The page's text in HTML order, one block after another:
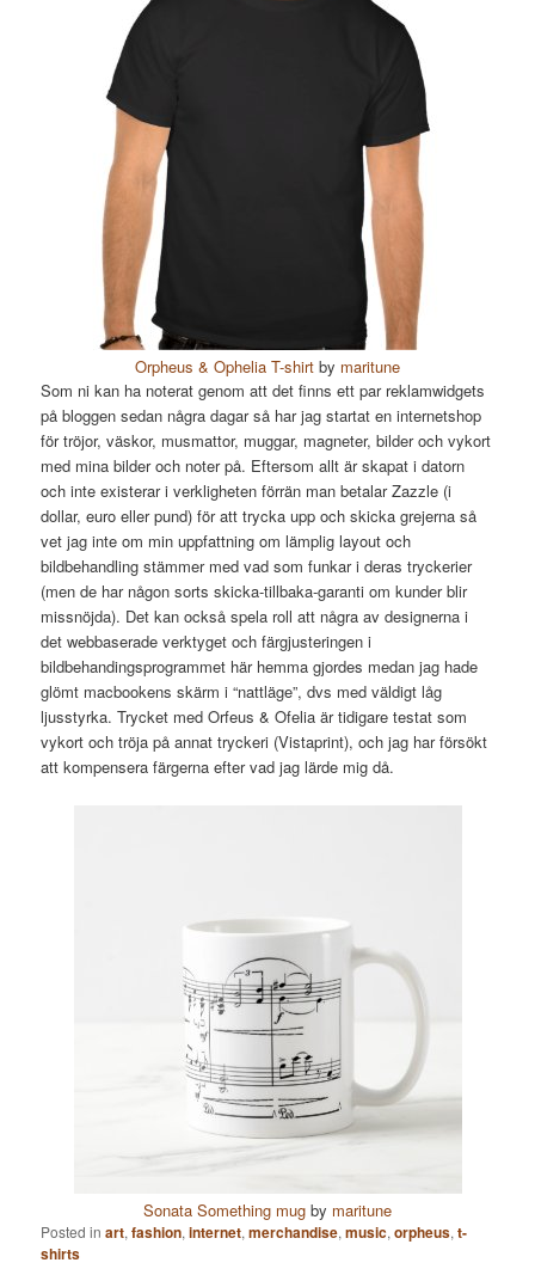
Orpheus & Ophelia T-shirt by maritune
Som ni kan ha noterat genom att det finns ett par reklamwidgets
på bloggen sedan några dagar så har jag startat en internetshop
för tröjor, väskor, musmattor, muggar, magneter, bilder och vykort
med mina bilder och noter på. Eftersom allt är skapat i datorn
och inte existerar i verkligheten förrän man betalar Zazzle (i
dollar, euro eller pund) för att trycka upp och skicka grejerna så
vet jag inte om min uppfattning om lämplig layout och
bildbehandling stämmer med vad som funkar i deras tryckerier
(men de har någon sorts skicka-tillbaka-garanti om kunder blir
missnöjda). Det kan också spela roll att några av designerna i
det webbaserade verktyget och färgjusteringen i
bildbehandingsprogrammet här hemma gjordes medan jag hade
glömt macbookens skärm i “nattläge”, dvs med väldigt låg
ljusstyrka. Trycket med Orfeus & Ofelia är tidigare testat som
vykort och tröja på annat tryckeri (Vistaprint), och jag har försökt
att kompensera färgerna efter vad jag lärde mig då.
Sonata Something mug by maritune
Posted in art,fashion,internet,merchandise,music,orpheus,t-
shirts